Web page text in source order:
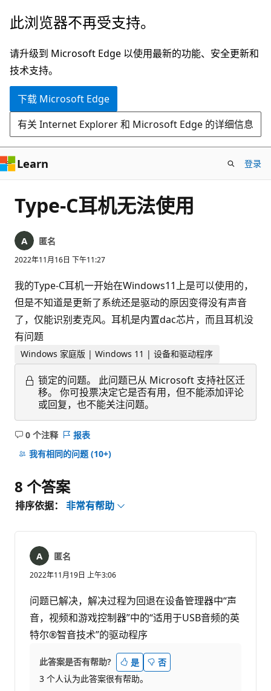
跳
主
要
内
此浏览器不再受支持。
请升级到 Microsoft Edge 以使用最新的功能、安全更新和
技术支持。
下载 Microsoft Edge
有关 Internet Explorer 和 Microsoft Edge 的详细信息
Learn 登录
Type-C耳机无法使用
匿名
2022年11月16日 下午11:27
我的Type-C耳机一开始在Windows11上是可以使用的，
但是不知道是更新了系统还是驱动的原因变得没有声音
了，仅能识别麦克风。耳机是内置dac芯片，而且耳机没
有问题
Windows 家庭版 | Windows 11 | 设备和驱动程序
锁定的问题。
此问题已从 Microsoft 支持社区迁
移。 你可投票决定它是否有用，但不能添加评论
或回复，也不能关注问题。
0 个注释
无
注
报表
我有相同的问题 (10+)
8 个答案
排序依据： 非常有帮助
匿名
2022年11月19日 上午3:06
问题已解决，解决过程为回退在设备管理器中“声
音，视频和游戏控制器”中的“适用于USB音频的英
特尔®智音技术”的驱动程序
此答案是否有帮助? 是
否
3 个人认为此答案很有帮助。